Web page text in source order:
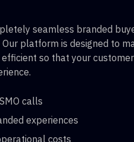
seamless branded
Our platform is designed to
so that your
calls
experiences
costs